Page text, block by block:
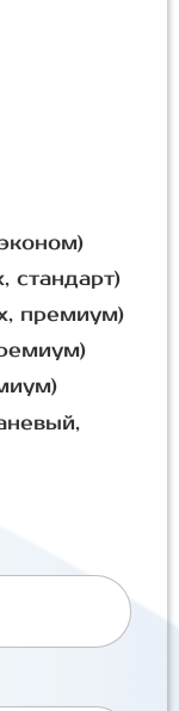
стандарт)
премиум)